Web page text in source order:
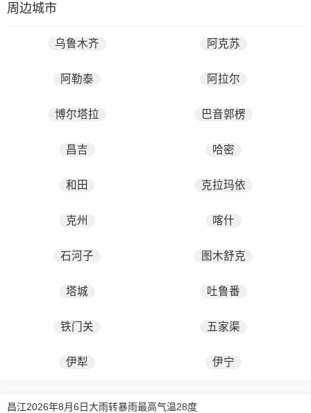
周边城市
乌鲁木齐 阿克苏
阿勒泰 阿拉尔
博尔塔拉 巴音郭楞
昌吉 哈密
和田 克拉玛依
克州 喀什
石河子 图木舒克
塔城 吐鲁番
铁门关 五家渠
伊犁 伊宁
昌江2026年8月6日大雨转暴雨最高气温28度